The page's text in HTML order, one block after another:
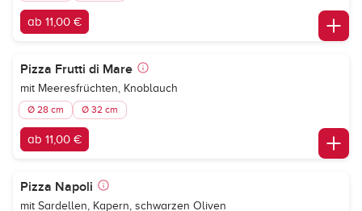
ab 11,00 €
Pizza Frutti di Mare
mit Meeresfrüchten, Knoblauch
Ø 28 cm Ø 32 cm
ab 11,00 €
Pizza Napoli
mit Sardellen, Kapern, schwarzen Oliven